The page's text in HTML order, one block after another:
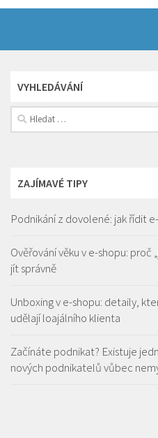
VYHLEDÁVÁNÍ
Vyhledávání
ZAJÍMAVÉ TIPY
Podnikání z dovolené: jak řídit
Ověřování věku v e-shopu: proč
jít správně
Unboxing v e-shopu: detaily,
udělají loajálního klienta
Začínáte podnikat? Existuje
nových podnikatelů vůbec